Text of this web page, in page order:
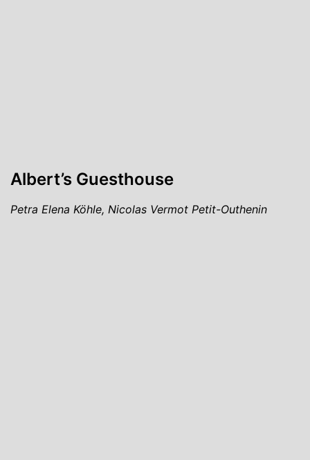
Albert’s Guesthouse
Petra Elena Köhle, Nicolas Vermot Petit-Outhenin